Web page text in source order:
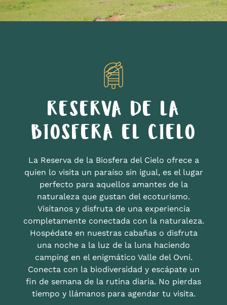
RESERVA DE LA
BIOSFERA EL CIELO
La Reserva de la Biosfera del Cielo ofrece a
quien lo visita un paraíso sin igual, es el lugar
perfecto para aquellos amantes de la
naturaleza que gustan del ecoturismo.
Visítanos y disfruta de una experiencia
completamente conectada con la naturaleza.
Hospédate en nuestras cabañas o disfruta
una noche a la luz de la luna haciendo
camping en el enigmático Valle del Ovni.
Conecta con la biodiversidad y escápate un
fin de semana de la rutina diaria. No pierdas
tiempo y llámanos para agendar tu visita.